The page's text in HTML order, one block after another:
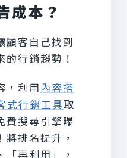
成本？
顧客自己找到
行銷趨勢！
，利用 內容搭
式行銷工具取
費搜尋引擎曝
排名提升，
再利用」，